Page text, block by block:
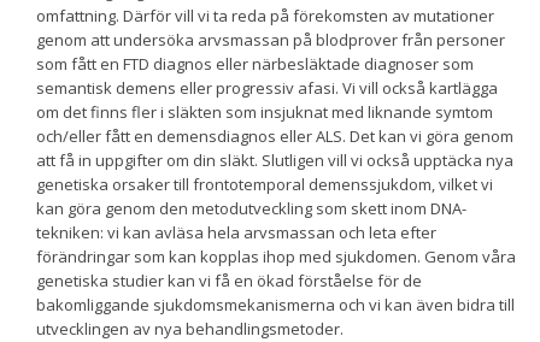
omfattning. Därför vill vi ta reda på förekomsten av mutationer
genom att undersöka arvsmassan på blodprover från personer
som fått en FTD diagnos eller närbesläktade diagnoser som
semantisk demens eller progressiv afasi. Vi vill också kartlägga
om det finns fler i släkten som insjuknat med liknande symtom
och/eller fått en demensdiagnos eller ALS. Det kan vi göra genom
att få in uppgifter om din släkt. Slutligen vill vi också upptäcka nya
genetiska orsaker till frontotemporal demenssjukdom, vilket vi
kan göra genom den metodutveckling som skett inom DNA-
tekniken: vi kan avläsa hela arvsmassan och leta efter
förändringar som kan kopplas ihop med sjukdomen. Genom våra
genetiska studier kan vi få en ökad förståelse för de
bakomliggande sjukdomsmekanismerna och vi kan även bidra till
utvecklingen av nya behandlingsmetoder.